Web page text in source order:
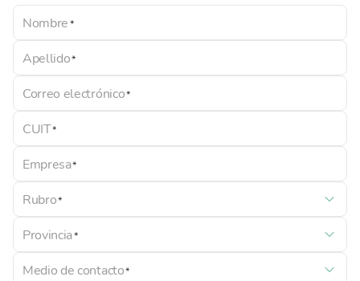
Nombre
Apellido
Correo electrónico
CUIT
Empresa
Rubro
Provincia
Medio de contacto